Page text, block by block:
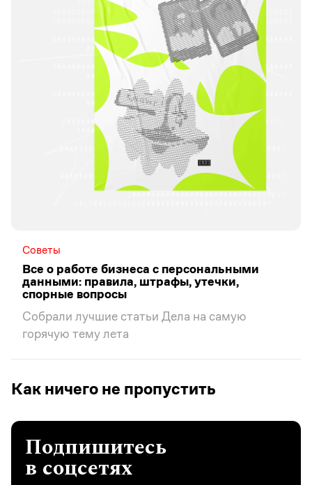
Советы
Все о работе бизнеса с персональными
данными: правила, штрафы, утечки,
спорные вопросы
Собрали лучшие статьи Дела на самую
горячую тему лета
Как ничего не пропустить
Подпишитесь
в соцсетях